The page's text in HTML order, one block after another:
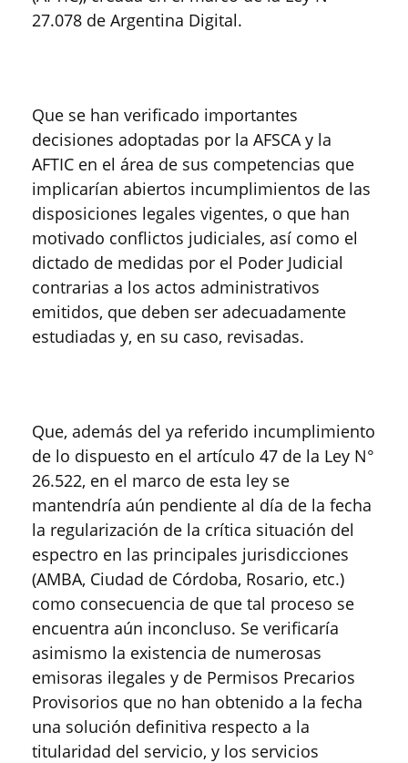
27.078 de Argentina Digital.
Que se han verificado importantes
decisiones adoptadas por la AFSCA y la
AFTIC en el área de sus competencias que
implicarían abiertos incumplimientos de las
disposiciones legales vigentes, o que han
motivado conflictos judiciales, así como el
dictado de medidas por el Poder Judicial
contrarias a los actos administrativos
emitidos, que deben ser adecuadamente
estudiadas y, en su caso, revisadas.
Que, además del ya referido incumplimiento
de lo dispuesto en el artículo 47 de la Ley N°
26.522, en el marco de esta ley se
mantendría aún pendiente al día de la fecha
la regularización de la crítica situación del
espectro en las principales jurisdicciones
(AMBA, Ciudad de Córdoba, Rosario, etc.)
como consecuencia de que tal proceso se
encuentra aún inconcluso. Se verificaría
asimismo la existencia de numerosas
emisoras ilegales y de Permisos Precarios
Provisorios que no han obtenido a la fecha
una solución definitiva respecto a la
titularidad del servicio, y los servicios